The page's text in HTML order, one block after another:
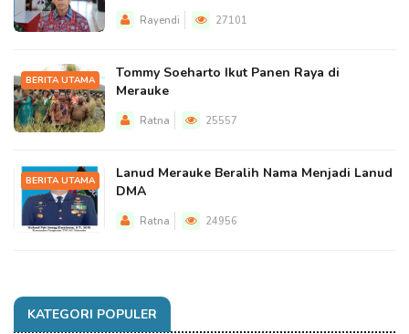
Rayendi 27101
BERITA UTAMA
Tommy Soeharto Ikut Panen Raya di
Merauke
Ratna 25557
BERITA UTAMA
Lanud Merauke Beralih Nama Menjadi Lanud
DMA
Ratna 24956
KATEGORI POPULER